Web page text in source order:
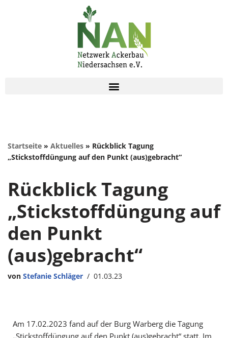
Startseite » Aktuelles » Rückblick Tagung
„Stickstoffdüngung auf den Punkt (aus)gebracht“
Rückblick Tagung
„Stickstoffdüngung auf
den Punkt
(aus)gebracht“
von Stefanie Schläger 01.03.23
Am 17.02.2023 fand auf der Burg Warberg die Tagung
„Stickstoffdüngung auf den Punkt (aus)gebracht“ statt. Im